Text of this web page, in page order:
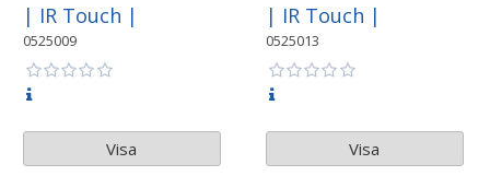
| IR Touch |
0525009
Visa
| IR Touch |
0525013
Visa